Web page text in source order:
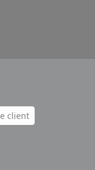
client